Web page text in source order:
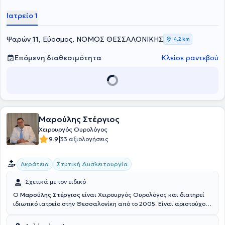
Ιατρείο 1
Ψαρών 11, Εύοσμος, ΝΟΜΟΣ ΘΕΣΣΑΛΟΝΙΚΗΣ 4,2 km
Επόμενη διαθεσιμότητα Κλείσε ραντεβού
Μαρούλης Στέργιος
Xειρουργός Ουρολόγος
9.9|33 αξιολογήσεις
Ακράτεια Στυτική Δυσλειτουργία
Σχετικά με τον ειδικό
Ο Μαρούλης Στέργιος είναι Xειρουργός Ουρολόγος και διατηρεί
ιδιωτικό ιατρείο στην Θεσσαλονίκη από το 2005. Είναι αριστούχος
Πανεπιστημίου Θεσσαλονίκης. Ολοκλήρωσε την ειδικότητά του στην